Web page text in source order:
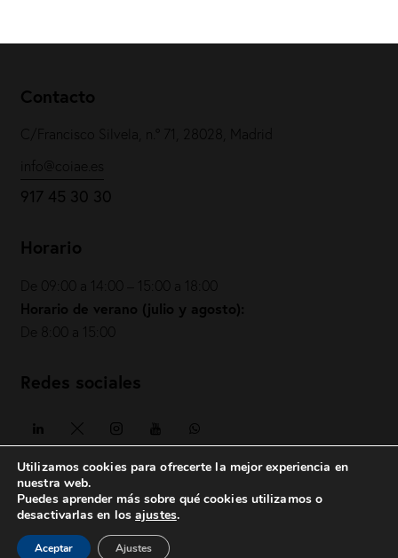
Contacto
C/Francisco Silvela, n.º 71, 28028, Madrid
info@coiae.es
917 45 30 30
Horario
De 09:00 a 14:00 – 15:00 a 18:00
Horario de verano (julio y agosto):
De 8:00 a 15:00
Redes sociales
COIAE© 2026. Todos los derechos reservados
Política de privacidad|Política de cookies
Utilizamos cookies para ofrecerte la mejor experiencia en
nuestra web.
Puedes aprender más sobre qué cookies utilizamos o
desactivarlas en losajustes.
Aceptar Ajustes